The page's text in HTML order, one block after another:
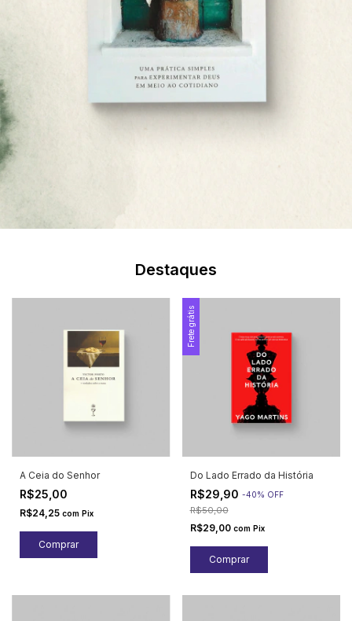
Destaques
A Ceia do Senhor
R$25,00
R$24,25 com Pix
Frete grátis
Do Lado Errado da História
R$29,90 -40% OFF
R$50,00
R$29,00 com Pix